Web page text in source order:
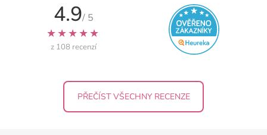
4.9/ 5
★★★★★
z 108 recenzí
PŘEČÍST VŠECHNY RECENZE